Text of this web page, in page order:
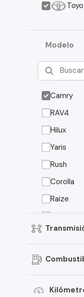
Modelo
Camry
RAV4
Hilux
Yaris
Rush
Corolla
Raize
4Runner
Corolla
RAV4